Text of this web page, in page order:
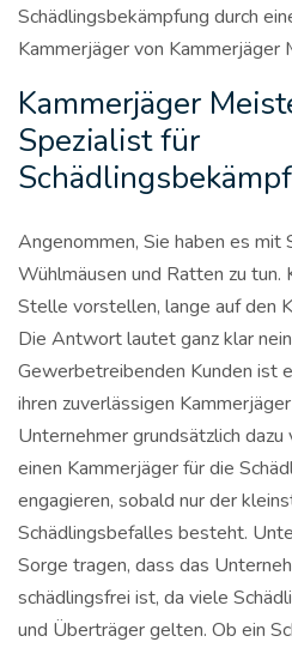
Schädlingsbekämpfung durch
Kammerjäger von Kammerjäger
Kammerjäger
Spezialist für
Angenommen, Sie haben es mit
Wühlmäusen und Ratten zu tun.
Stelle vorstellen, lange auf den
Die Antwort lautet ganz klar
Gewerbetreibenden Kunden ist
ihren zuverlässigen
Unternehmer grundsätzlich
einen Kammerjäger für die
engagieren, sobald nur der
Schädlingsbefalles besteht.
Sorge tragen, dass das
schädlingsfrei ist, da viele
und Überträger gelten. Ob ein